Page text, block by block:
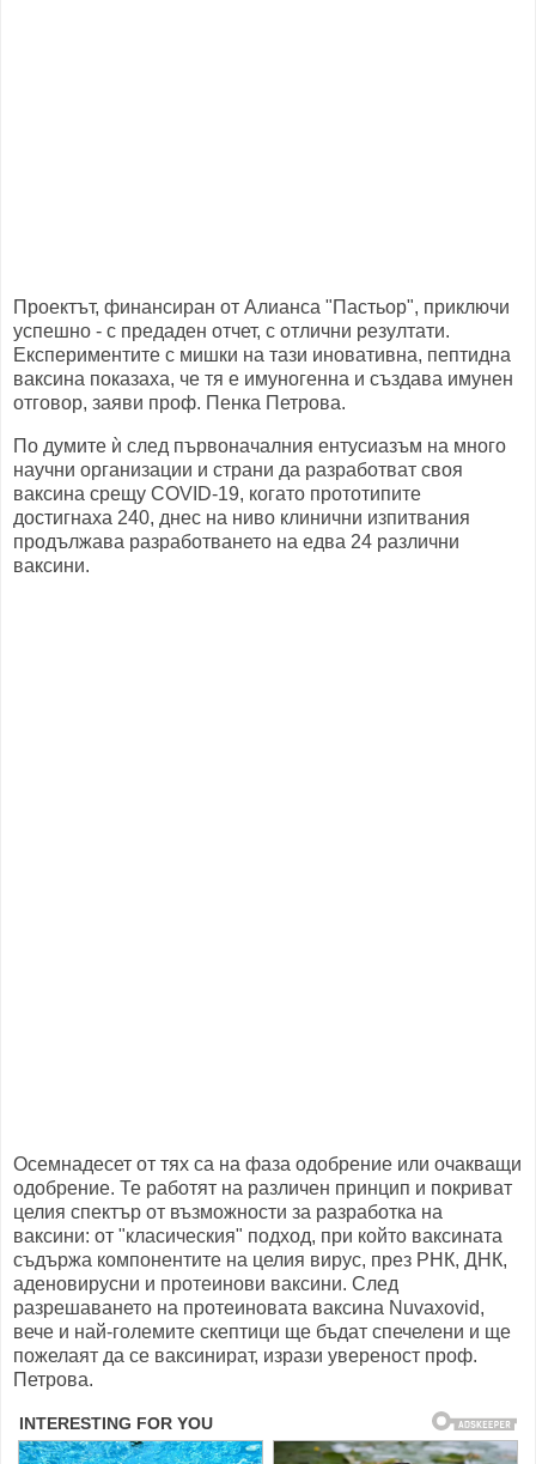
Проектът, финансиран от Алианса "Пастьор", приключи
успешно - с предаден отчет, с отлични резултати.
Експериментите с мишки на тази иновативна, пептидна
ваксина показаха, че тя е имуногенна и създава имунен
отговор, заяви проф. Пенка Петрова.
По думите ѝ след първоначалния ентусиазъм на много
научни организации и страни да разработват своя
ваксина срещу COVID-19, когато прототипите
достигнаха 240, днес на ниво клинични изпитвания
продължава разработването на едва 24 различни
ваксини.
Осемнадесет от тях са на фаза одобрение или очакващи
одобрение. Те работят на различен принцип и покриват
целия спектър от възможности за разработка на
ваксини: от "класическия" подход, при който ваксината
съдържа компонентите на целия вирус, през РНК, ДНК,
аденовирусни и протеинови ваксини. След
разрешаването на протеиновата ваксина Nuvaxovid,
вече и най-големите скептици ще бъдат спечелени и ще
пожелаят да се ваксинират, изрази увереност проф.
Петрова.